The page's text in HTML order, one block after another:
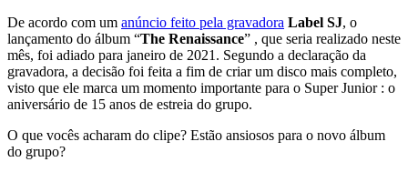
De acordo com um anúncio feito pela gravadora Label SJ, o
lançamento do álbum “The Renaissance” , que seria realizado neste
mês, foi adiado para janeiro de 2021. Segundo a declaração da
gravadora, a decisão foi feita a fim de criar um disco mais completo,
visto que ele marca um momento importante para o Super Junior : o
aniversário de 15 anos de estreia do grupo.
O que vocês acharam do clipe? Estão ansiosos para o novo álbum
do grupo?